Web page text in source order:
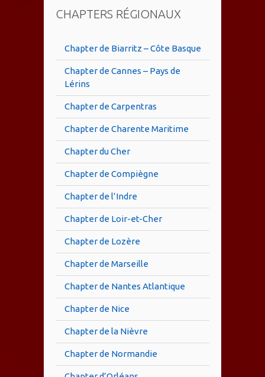
CHAPTERS RÉGIONAUX
Chapter de Biarritz – Côte Basque
Chapter de Cannes – Pays de
Lérins
Chapter de Carpentras
Chapter de Charente Maritime
Chapter du Cher
Chapter de Compiègne
Chapter de l’Indre
Chapter de Loir-et-Cher
Chapter de Lozère
Chapter de Marseille
Chapter de Nantes Atlantique
Chapter de Nice
Chapter de la Nièvre
Chapter de Normandie